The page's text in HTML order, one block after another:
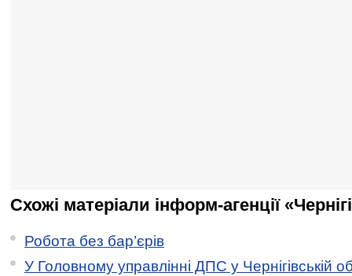
Схожі матеріали інформ-агенції
Робота без бар’єрів
У Головному управлінні ДПС у Чернігівській